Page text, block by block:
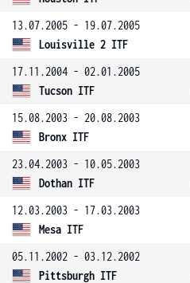
13.07.2005 - 19.07.2005
Louisville 2 ITF
17.11.2004 - 02.01.2005
Tucson ITF
15.08.2003 - 20.08.2003
Bronx ITF
23.04.2003 - 10.05.2003
Dothan ITF
12.03.2003 - 17.03.2003
Mesa ITF
05.11.2002 - 03.12.2002
Pittsburgh ITF